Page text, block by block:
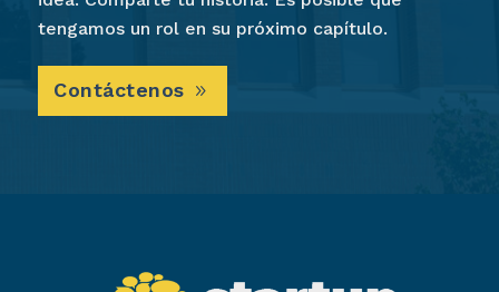
tengamos un rol en su próximo capítulo.
Contáctenos